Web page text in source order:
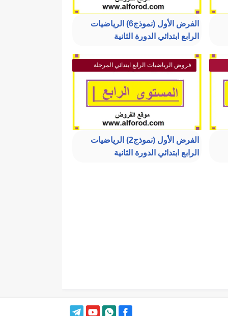
الفرض الأول (نموذج6) الرياضيات
الرابع ابتدائي الدورة الثانية
فروض الرياضيات الرابع ابتدائي المرحلة
الثالثة
الفرض الأول (نموذج2) الرياضيات
الرابع ابتدائي الدورة الثانية